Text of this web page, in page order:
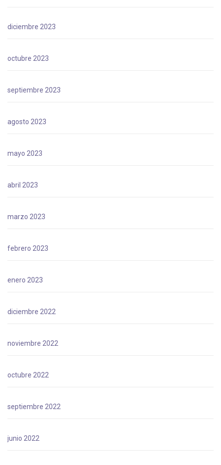
diciembre 2023
octubre 2023
septiembre 2023
agosto 2023
mayo 2023
abril 2023
marzo 2023
febrero 2023
enero 2023
diciembre 2022
noviembre 2022
octubre 2022
septiembre 2022
junio 2022